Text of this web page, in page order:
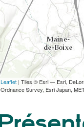
Leaflet| Tiles © Esri — Esri,
Ordnance Survey, Esri Japan,